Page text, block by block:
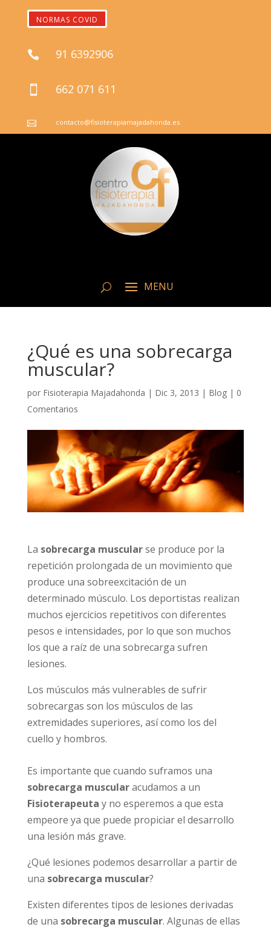
NORMAS COVID
 91 6392906
 662 071 611
 contacto@fisioterapiamajadahonda.es
¿Qué es una sobrecarga
muscular?
por Fisioterapia Majadahonda | Dic 3, 2013 | Blog| 0
Comentarios
La sobrecarga muscularse produce por la
repetición prolongada de un movimiento que
produce una sobreexcitación de un
determinado músculo. Los deportistas realizan
muchos ejercicios repetitivos con diferentes
pesos e intensidades, por lo que son muchos
los que a raíz de una sobrecarga sufren
lesiones.
Los músculos más vulnerables de sufrir
sobrecargas son los músculos de las
extremidades superiores, así como los del
cuello y hombros.
Es importante que cuando suframos una
sobrecarga muscularacudamos a un
Fisioterapeuta y no esperemos a que esta
empeore ya que puede propiciar el desarrollo
una lesión más grave.
¿Qué lesiones podemos desarrollar a partir de
una sobrecarga muscular?
Existen diferentes tipos de lesiones derivadas
de una sobrecarga muscular. Algunas de ellas